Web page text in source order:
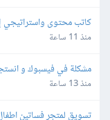
كاتب محتوى واستراتيجي
منذ 11 ساعة
مشكلة في فيسبوك و
منذ 13 ساعة
تسويق لمتجر فساتين